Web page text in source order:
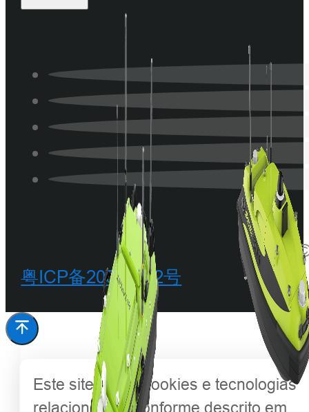
粤ICP备20068342号
Este site utiliza cookies e tecnologias
relacionadas, conforme descrito em